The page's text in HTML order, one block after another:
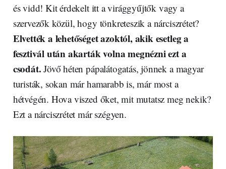
és vidd! Kit érdekelt itt a virággyűjtők vagy a
szervezők közül, hogy tönkreteszik a nárciszrétet?
Elvették a lehetőséget azoktól, akik esetleg a
fesztivál után akarták volna megnézni ezt a
csodát. Jövő héten pápalátogatás, jönnek a magyar
turisták, sokan már hamarabb is, már most a
hétvégén. Hova viszed őket, mit mutatsz meg nekik?
Ezt a nárciszrétet már szégyen.